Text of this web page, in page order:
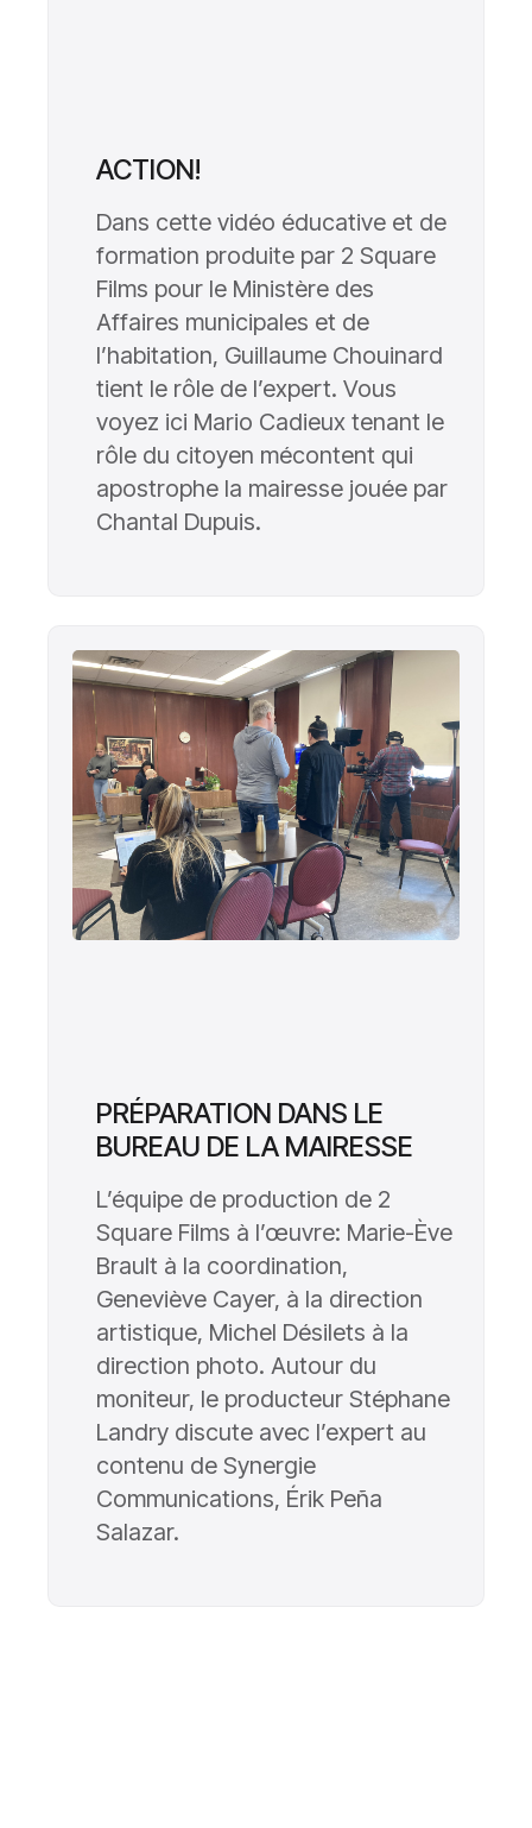
ACTION!
Dans cette vidéo éducative et de
formation produite par 2 Square
Films pour le Ministère des
Affaires municipales et de
l’habitation, Guillaume Chouinard
tient le rôle de l’expert. Vous
voyez ici Mario Cadieux tenant le
rôle du citoyen mécontent qui
apostrophe la mairesse jouée par
Chantal Dupuis.
PRÉPARATION DANS LE
BUREAU DE LA MAIRESSE
L’équipe de production de 2
Square Films à l’œuvre: Marie-Ève
Brault à la coordination,
Geneviève Cayer, à la direction
artistique, Michel Désilets à la
direction photo. Autour du
moniteur, le producteur Stéphane
Landry discute avec l’expert au
contenu de Synergie
Communications, Érik Peña
Salazar.